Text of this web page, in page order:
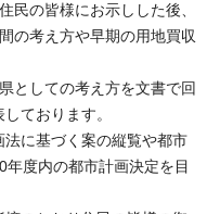
民の皆様にお示しした後、
の考え方や早期の用地買収
としての考え方を文書で回
ております。
に基づく案の縦覧や都市
度内の都市計画決定を目